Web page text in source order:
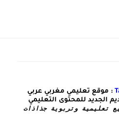
: موقع تعليمي مغربي عربي
هدفه تقديم الجديد للمحتوى التعليمي